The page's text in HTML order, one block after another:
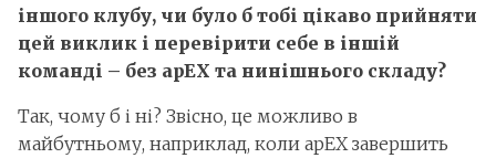
іншого клубу, чи було б тобі цікаво прийняти
цей виклик і перевірити себе в іншій
команді – без apEX та нинішнього складу?
Так, чому б і ні? Звісно, це можливо в
майбутньому, наприклад, коли apEX завершить